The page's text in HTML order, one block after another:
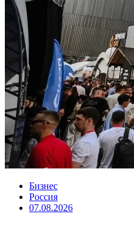
Бизнес
Россия
07.08.2026